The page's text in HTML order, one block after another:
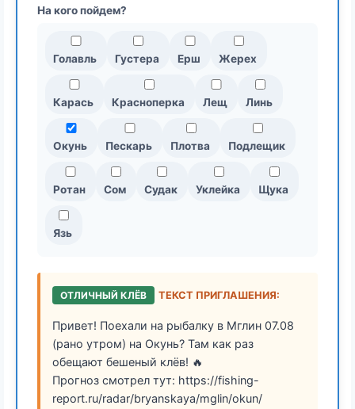
На кого пойдем?
Голавль Густера Ерш Жерех
Карась Красноперка Лещ Линь
Окунь Пескарь Плотва Подлещик
Ротан Сом Судак Уклейка Щука
Язь
ОТЛИЧНЫЙ КЛЁВ ТЕКСТ ПРИГЛАШЕНИЯ:
Привет! Поехали на рыбалку в Мглин 07.08
(рано утром) на Окунь? Там как раз
обещают бешеный клёв! 🔥
Прогноз смотрел тут: https://fishing-
report.ru/radar/bryanskaya/mglin/okun/